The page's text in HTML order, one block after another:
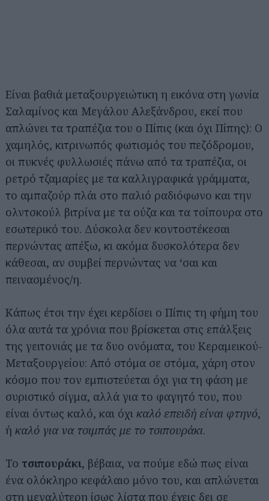
Είναι βαθιά μεταξουργειώτικη η εικόνα στη γωνία
Σαλαμίνος και Μεγάλου Αλεξάνδρου, εκεί που
απλώνει τα τραπέζια του ο Πίπις (και όχι Πίπης): Ο
χαμηλός, κιτρινωπός φωτισμός του πεζόδρομου,
οι πυκνές φυλλωσιές πάνω από τα τραπέζια, οι
ρετρό τζαμαρίες με τα καλλιγραφικά γράμματα,
το αμπαζούρ πλάι στο παλιό ραδιόφωνο και την
ολντσκούλ βιτρίνα με τα ούζα και τα τσίπουρα στο
εσωτερικό του. Δύσκολα δεν κοντοστέκεσαι
περνώντας απέξω, κι ακόμα δυσκολότερα δεν
κάθεσαι, αν συμβεί περνώντας να ‘σαι και
πεινασμένος/η.
Κάπως έτσι την έχει κερδίσει ο Πίπις τη φήμη του
όλα αυτά τα χρόνια που βρίσκεται στις επάλξεις
της γειτονιάς με τα δυο ονόματα, του Κεραμεικού-
Μεταξουργείου: Από στόμα σε στόμα, χάρη στον
κόσμο που τον εμπιστεύεται όχι για τη φάση με
συριστικό σίγμα, αλλά για το φαγητό του, που
είναι όντως καλό, και όχι καλό επειδή είναι φτηνό,
ή καλό για να τσιμπάς με το τσιπουράκι.
Το τσιπουράκι, βέβαια, να πούμε εδώ πως είναι
ένα ολόκληρο κεφάλαιο μόνο του, και απλώνεται
στη μεγαλύτερη ίσως λίστα που έχεις δει σε